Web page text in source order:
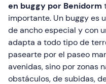
en buggy por Benidorm
importante. Un buggy es
de ancho especial y con
adapta a todo tipo de
pasearte por el paseo
avenidas, sino por zonas
obstáculos, de subidas,